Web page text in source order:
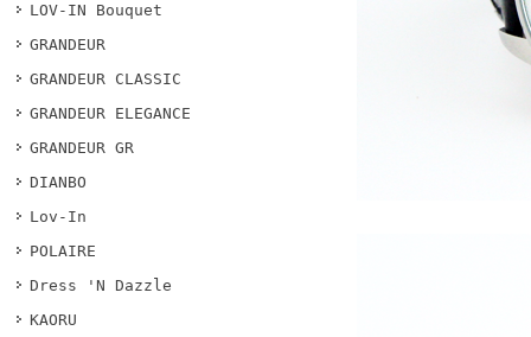
LOV-IN Bouquet
GRANDEUR
GRANDEUR CLASSIC
GRANDEUR ELEGANCE
GRANDEUR GR
DIANBO
Lov-In
POLAIRE
Dress 'N Dazzle
KAORU